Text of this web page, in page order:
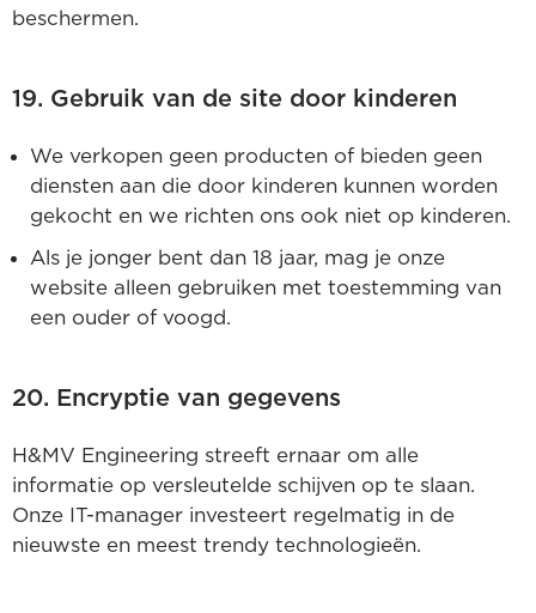
beschermen.
19. Gebruik van de site door kinderen
We verkopen geen producten of bieden geen
diensten aan die door kinderen kunnen worden
gekocht en we richten ons ook niet op kinderen.
Als je jonger bent dan 18 jaar, mag je onze
website alleen gebruiken met toestemming van
een ouder of voogd.
20. Encryptie van gegevens
H&MV Engineering streeft ernaar om alle
informatie op versleutelde schijven op te slaan.
Onze IT-manager investeert regelmatig in de
nieuwste en meest trendy technologieën.